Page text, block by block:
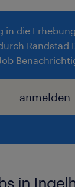
in die
Randstad
anmelden
in